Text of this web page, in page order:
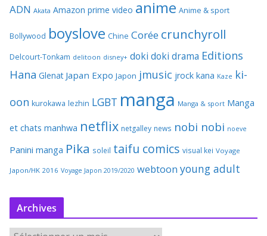
ADN Akata Amazon prime video anime Anime & sport
Bollywood boyslove Chine Corée crunchyroll
Delcourt-Tonkam delitoon disney+ doki doki drama Editions
Hana Glenat Japan Expo Japon jmusic jrock kana Kaze ki-
oon kurokawa lezhin LGBT manga Manga & sport Manga
et chats manhwa netflix netgalley news nobi nobi noeve
Panini manga Pika soleil taifu comics visual kei Voyage
Japon/HK 2016 Voyage Japon 2019/2020 webtoon young adult
Archives